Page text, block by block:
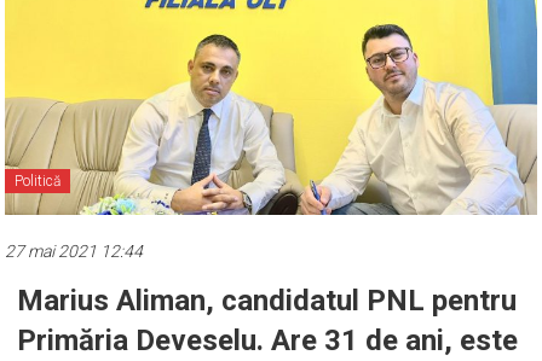
Politică
27 mai 2021 12:44
Marius Aliman, candidatul PNL pentru
Primăria Deveselu. Are 31 de ani, este